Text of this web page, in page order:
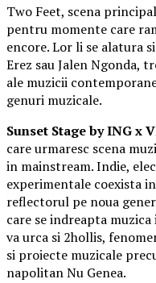
Two Feet, scena
pentru momente care
encore. Lor li se alatura
Erez sau Jalen Ngonda,
ale muzicii
genuri muzicale.
Sunset Stage by ING x
care urmaresc scena
in mainstream. Indie,
experimentale coexista
reflectorul pe noua
care se indreapta
va urca si 2hollis,
si proiecte muzicale
napolitan Nu Genea.